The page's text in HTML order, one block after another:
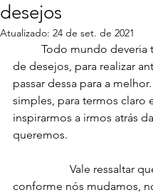
desejos
Atualizado: 24 de set. de 2021
de desejos, para realizar
passar dessa para a
simples, para termos claro
inspirarmos a irmos atrás
queremos.
conforme nós mudamos,